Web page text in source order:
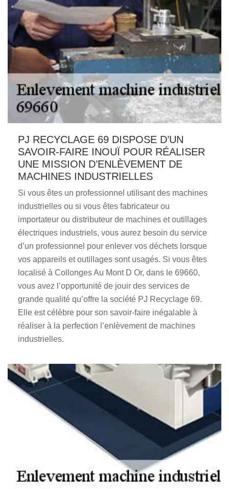
PJ RECYCLAGE 69 DISPOSE D’UN
SAVOIR-FAIRE INOUÏ POUR RÉALISER
UNE MISSION D’ENLÈVEMENT DE
MACHINES INDUSTRIELLES
Si vous êtes un professionnel utilisant des machines
industrielles ou si vous êtes fabricateur ou
importateur ou distributeur de machines et outillages
électriques industriels, vous aurez besoin du service
d’un professionnel pour enlever vos déchets lorsque
vos appareils et outillages sont usagés. Si vous êtes
localisé à Collonges Au Mont D Or, dans le 69660,
vous avez l’opportunité de jouir des services de
grande qualité qu’offre la société PJ Recyclage 69.
Elle est célèbre pour son savoir-faire inégalable à
réaliser à la perfection l’enlèvement de machines
industrielles.